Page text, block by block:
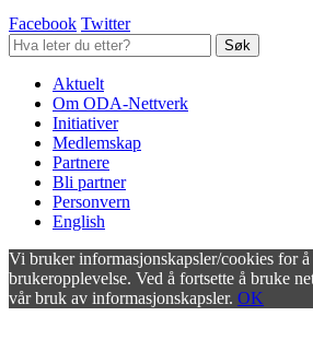
Facebook Twitter
Aktuelt
Om ODA-Nettverk
Initiativer
Medlemskap
Partnere
Bli partner
Personvern
English
Vi bruker informasjonskapsler/cookies for å
brukeropplevelse. Ved å fortsette å bruke
vår bruk av informasjonskapsler. OK